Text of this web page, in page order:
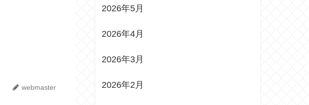
webmaster
2026年5月
2026年4月
2026年3月
2026年2月